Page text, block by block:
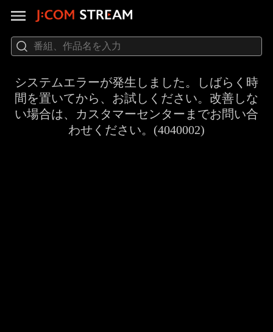
システムエラーが発生しました。しばらく時
間を置いてから、お試しください。改善しな
い場合は、カスタマーセンターまでお問い合
わせください。(4040002)